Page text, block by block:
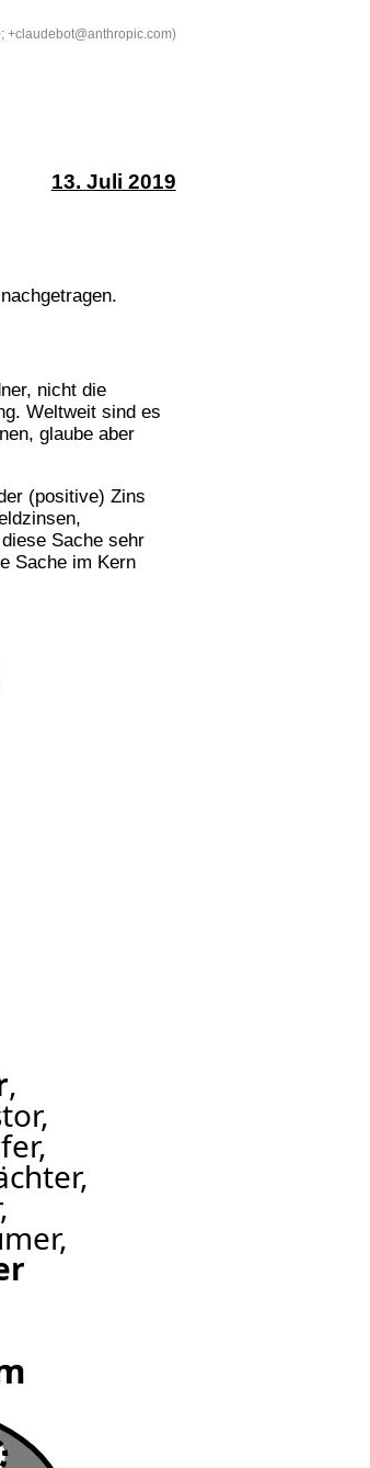
+claudebot@anthropic.com)
13. Juli 2019
nicht die
Weltweit sind es
glaube aber
(positive) Zins
Sache sehr
Sache im Kern